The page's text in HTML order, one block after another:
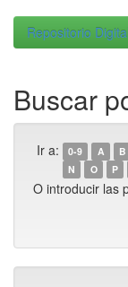
Repositorio
Buscar
Ir a: 0-9 A B
N
O P
O introducir las